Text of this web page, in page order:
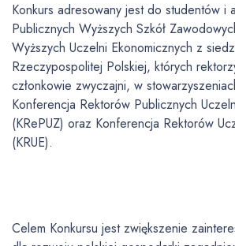
Konkurs adresowany jest do studentów i
Publicznych Wyższych Szkół
Wyższych Uczelni Ekonomicznych z
Rzeczypospolitej Polskiej, których
członkowie zwyczajni, w
Konferencja Rektorów Publicznych
(KRePUZ) oraz Konferencja Rektorów
(KRUE).
Celem Konkursu jest zwiększenie